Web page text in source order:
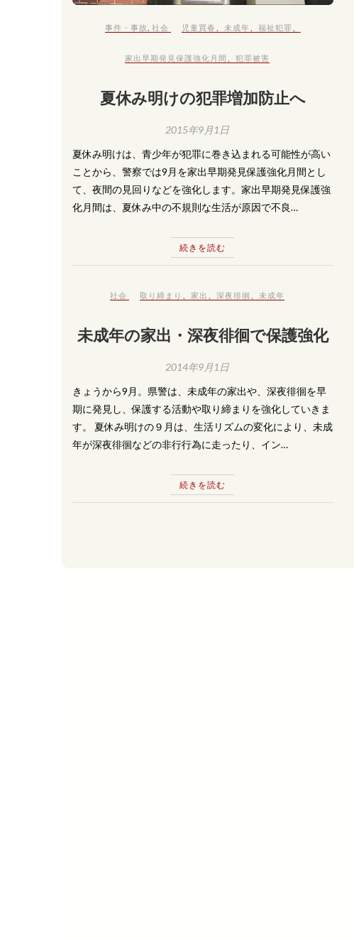
事件・事故 社会 児童買春 未成年 福祉犯罪
家出早期発見保護強化月間 、犯罪被害
夏休み明けの犯罪増加防止へ
2015年9月1日
夏休み明けは、青少年が犯罪に巻き込まれる可能性が高い
ことから、警察では9月を家出早期発見保護強化月間とし
て、夜間の見回りなどを強化します。家出早期発見保護強
化月間は、夏休み中の不規則な生活が原因で不良…
続きを読む
社会 取り締まり 、家出 、深夜徘徊 未成年
未成年の家出・深夜徘徊で保護強化
2014年9月1日
きょうから9月。県警は、未成年の家出や、深夜徘徊を早
期に発見し、保護する活動や取り締まりを強化していきま
す。 夏休み明けの９月は、生活リズムの変化により、未成
年が深夜徘徊などの非行行為に走ったり、イン…
続きを読む